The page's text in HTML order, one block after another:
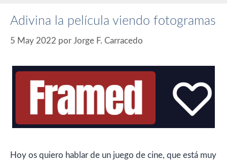
Adivina la película viendo fotogramas
5 May 2022 por Jorge F. Carracedo
Hoy os quiero hablar de un juego de cine, que está muy